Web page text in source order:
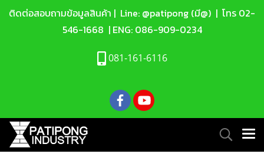
ติดต่อสอบถามข้อมูลสินค้า | Line: @patipong (มี@) | โทร 02-
546-1668 | ENG: 086-909-0234
081-161-6116